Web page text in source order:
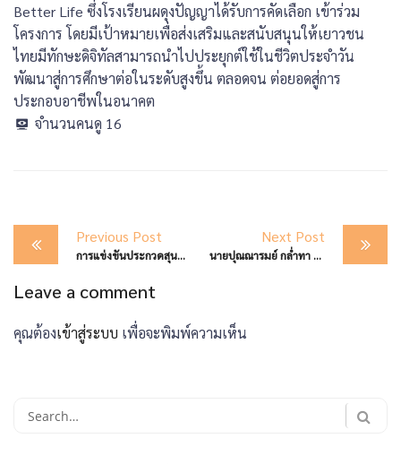
Better Life ซึ่งโรงเรียนผดุงปัญญาได้รับการคัดเลือก เข้าร่วม
โครงการ โดยมีเป้าหมายเพื่อส่งเสริมและสนับสนุนให้เยาวชน
ไทยมีทักษะดิจิทัลสามารถนำไปประยุกต์ใช้ในชีวิตประจำวัน
พัฒนาสู่การศึกษาต่อในระดับสูงขึ้น ตลอดจน ต่อยอดสู่การ
ประกอบอาชีพในอนาคต
จำนวนคนดู 16
Post
navigation
Previous Post
การแข่งขันประกวดสุนทรพจน์และความรู้ภาษาจีน “สะพานสู่ภาษาจีน” ประจำปี 2567 แห่งประเทศไทย
Next Post
นายปุณณารมย์ กล่ำทา นักเรียนระดับชั้นมัธยมศึกษาปที่ 6/1 (SMTE) เข้าร่วมกิจกรรม Thai Science Camp ระดับชั้นมัธยมศึกษาตอนปลาย ครั้งที่ 16
Leave a comment
คุณต้องเข้าสู่ระบบ เพื่อจะพิมพ์ความเห็น
Search